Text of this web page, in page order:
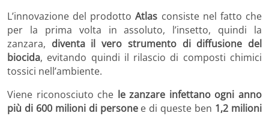
L’innovazione del prodotto Atlas consiste nel fatto che
per la prima volta in assoluto, l’insetto, quindi la
zanzara, diventa il vero strumento di diffusione del
biocida, evitando quindi il rilascio di composti chimici
tossici nell’ambiente.
Viene riconosciuto che le zanzare infettano ogni anno
più di 600 milioni di personee di queste ben 1,2 milioni